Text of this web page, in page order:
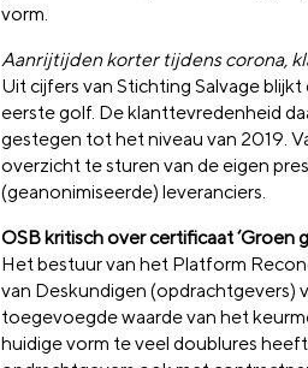
vorm.
Aanrijtijden korter tijdens corona,
Uit cijfers van Stichting Salvage
eerste golf. De klanttevredenheid
gestegen tot het niveau van 2019.
overzicht te sturen van de eigen
(geanonimiseerde) leveranciers.
OSB kritisch over certificaat ‘Groen
Het bestuur van het Platform
van Deskundigen (opdrachtgevers)
toegevoegde waarde van het
huidige vorm te veel doublures